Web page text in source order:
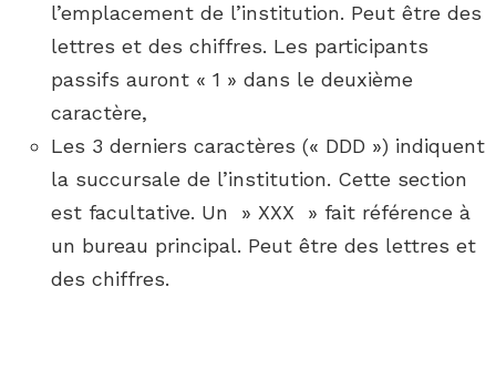
l’emplacement de l’institution. Peut être des
lettres et des chiffres. Les participants
passifs auront « 1 » dans le deuxième
caractère,
Les 3 derniers caractères (« DDD ») indiquent
la succursale de l’institution. Cette section
est facultative. Un » XXX » fait référence à
un bureau principal. Peut être des lettres et
des chiffres.